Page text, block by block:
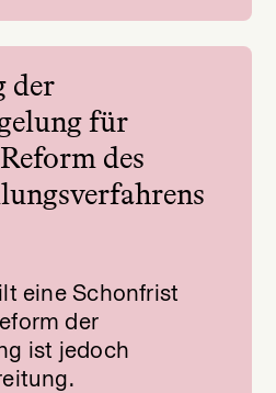
der
für
des
eine Schonfrist
der
ist jedoch